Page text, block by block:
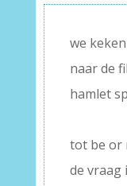
we
naar de
hamlet
tot be or
de vraag